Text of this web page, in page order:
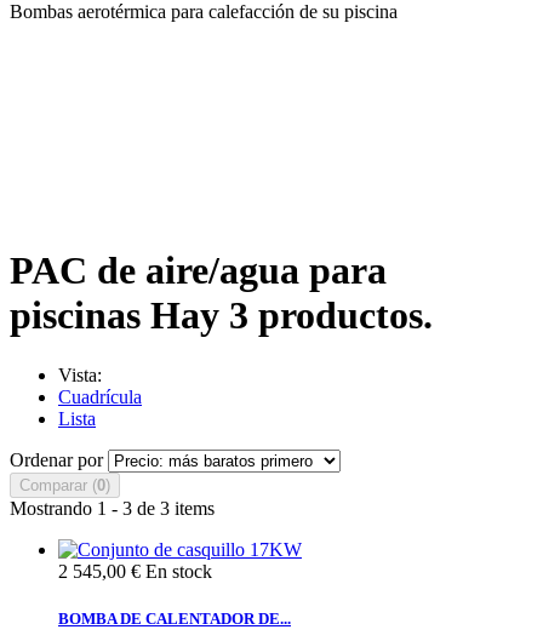
Bombas aerotérmica para calefacción de su piscina
PAC de aire/agua para
piscinas Hay 3 productos.
Vista:
Cuadrícula
Lista
Ordenar por
Comparar (0)
Mostrando 1 - 3 de 3 items
2 545,00 € En stock
BOMBA DE CALENTADOR DE...